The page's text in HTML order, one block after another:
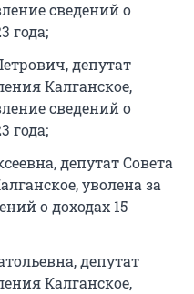
сведений о
года;
депутат
Калганское,
сведений о
года;
депутат Совета
уволена за
о доходах 15
депутат
Калганское,